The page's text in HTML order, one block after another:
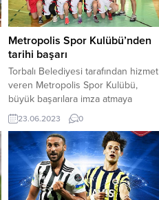
Metropolis Spor Kulübü’nden
tarihi başarı
Torbalı Belediyesi tarafından hizmet
veren Metropolis Spor Kulübü,
büyük başarılara imza atmaya
devam ediyor. Temsilcimiz, 2022-
2023 sezonu İzmir Basketbol İl
Birinciliği U18 Kızlar Kategorisinde
İzmir şampiyonu oldu Torbalı
Belediyesi tarafından hizmet veren
Metropolis Spor Kulübü, büyük
başarılara imza atmaya devam
23.06.2023 0